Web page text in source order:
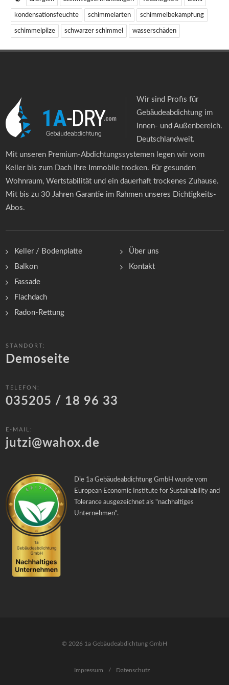
kondensationsfeuchte schimmelarten schimmelbekämpfung
schimmelpilze schwarzer schimmel wasserschäden
Wir sind Profis für
Gebäudeabdichtung im
Innen- und Außenbereich.
Deutschlandweit.
Mit unseren Premium-Abdichtungssystemen legen wir vom
Keller bis zum Dach Ihre Immobile trocken. Für gesunden
Wohnraum, Wertstabilität und ein dauerhaft trockenes Zuhause.
Mit bis zu 30 Jahren Garantie im Rahmen unseres Dichtigkeits-
Abos.
Keller / Bodenplatte
Balkon
Fassade
Flachdach
Radon-Rettung
Über uns
Kontakt
STANDORT:
Demoseite
TELEFON:
035205 / 18 96 33
E-MAIL:
jutzi@wahox.de
Die 1a Gebäudeabdichtung GmbH wurde vom
European Economic Institute for Sustainability and
Tolerance ausgezeichnet als "nachhaltiges
Unternehmen".
© 2026 1a Gebäudeabdichtung GmbH
Impressum / Datenschutz